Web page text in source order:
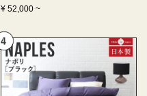
¥ 52,000 ~